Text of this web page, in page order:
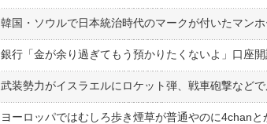
韓国・ソウルで日本統治時代のマークが付いたマン
銀行「金が余り過ぎてもう預かりたくないよ」口座
武装勢力がイスラエルにロケット弾、戦車砲撃など
ヨーロッパではむしろ歩き煙草が普通やのに4chan